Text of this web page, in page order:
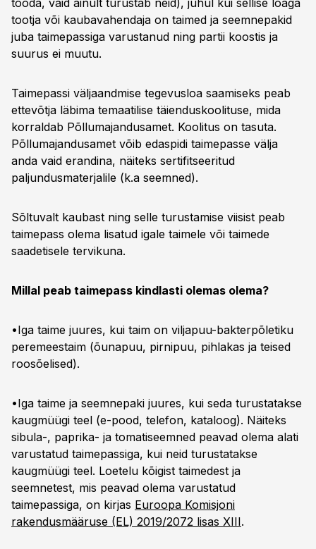
tooda, vaid ainult turustab neid), juhul kui sellise loaga
tootja või kaubavahendaja on taimed ja seemnepakid
juba taimepassiga varustanud ning partii koostis ja
suurus ei muutu.
Taimepassi väljaandmise tegevusloa saamiseks peab
ettevõtja läbima temaatilise täienduskoolituse, mida
korraldab Põllumajandusamet. Koolitus on tasuta.
Põllumajandusamet võib edaspidi taimepasse välja
anda vaid erandina, näiteks sertifitseeritud
paljundusmaterjalile (k.a seemned).
Sõltuvalt kaubast ning selle turustamise viisist peab
taimepass olema lisatud igale taimele või taimede
saadetisele tervikuna.
Millal peab taimepass kindlasti olemas olema?
•Iga taime juures, kui taim on viljapuu-bakterpõletiku
peremeestaim (õunapuu, pirnipuu, pihlakas ja teised
roosõelised).
•Iga taime ja seemnepaki juures, kui seda turustatakse
kaugmüügi teel (e-pood, telefon, kataloog). Näiteks
sibula-, paprika- ja tomatiseemned peavad olema alati
varustatud taimepassiga, kui neid turustatakse
kaugmüügi teel. Loetelu kõigist taimedest ja
seemnetest, mis peavad olema varustatud
taimepassiga, on kirjas Euroopa Komisjoni
rakendusmääruse (EL) 2019/2072 lisas XIII.